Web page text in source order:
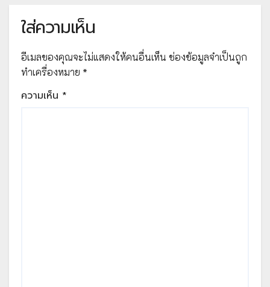
ใส่ความเห็น
อีเมลของคุณจะไม่แสดงให้คนอื่นเห็น ช่องข้อมูลจำเป็นถูก
ทำเครื่องหมาย *
ความเห็น *